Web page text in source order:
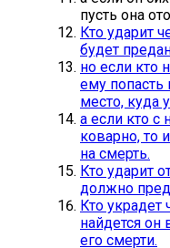
пусть она
Кто ударит
будет
но если кто
ему попасть
место, куда
а если кто с
коварно, то
на смерть.
Кто ударит
должно
Кто украдет
найдется он
его смерти.